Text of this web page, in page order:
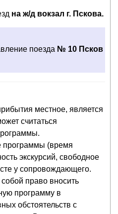
на ж/д вокзал г. Пскова.
поезда № 10 Псков
местное, является
считаться
программы (время
экскурсий, свободное
у сопровождающего.
право вносить
программу в
обстоятельств с